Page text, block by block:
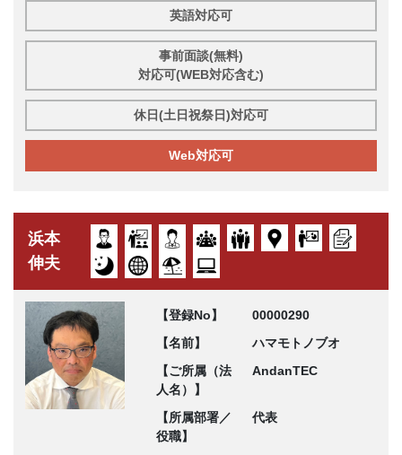
英語対応可
事前面談(無料)
対応可(WEB対応含む)
休日(土日祝祭日)対応可
Web対応可
浜本
伸夫
【登録No】
00000290
【名前】
ハマモトノブオ
【ご所属（法
人名）】
AndanTEC
【所属部署／
役職】
代表